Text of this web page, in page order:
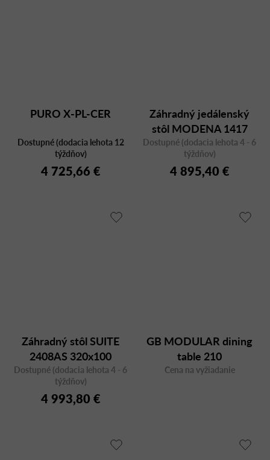
PURO X-PL-CER
Dostupné (dodacia lehota 12
týždňov)
4 725,66 €
Záhradný jedálenský
stôl MODENA 1417
95x200/260,
rozťahovací
Dostupné (dodacia lehota 4 - 6
týždňov)
4 895,40 €
Záhradný stôl SUITE
2408AS 320x100
Dostupné (dodacia lehota 4 - 6
týždňov)
4 993,80 €
GB MODULAR dining
table 210
Cena na vyžiadanie